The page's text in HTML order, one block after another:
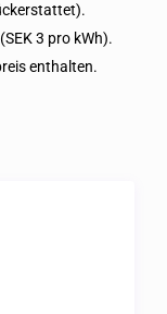
3 pro kWh).
enthalten.